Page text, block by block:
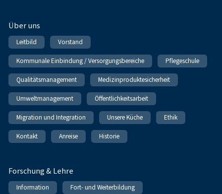
Über uns
Leitbild Vorstand
Kommunale Einbindung / Versorgungsbereiche Pflegeschule
Qualitätsmanagement Medizinproduktesicherheit
Umweltmanagement Öffentlichkeitsarbeit
Migration und Integration Unsere Küche Ethik
Kontakt Anreise Historie
Forschung & Lehre
Information Fort- und Weiterbildung